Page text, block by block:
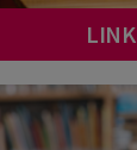
LINK